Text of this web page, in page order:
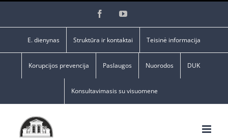
FacebookYouTube
E. dienynas Struktūra ir kontaktai Teisinė informacija
Korupcijos prevencija Paslaugos Nuorodos DUK
Konsultavimasis su visuomene